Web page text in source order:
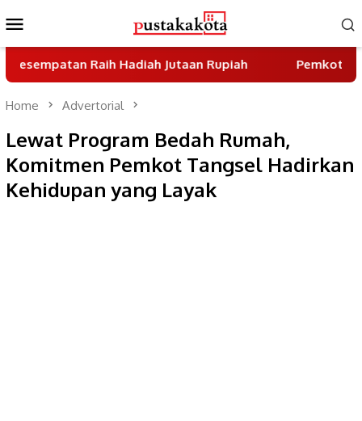
to
contentMenu
Raih Hadiah Jutaan Rupiah Pemkot Tangsel
Home Advertorial
Lewat Program Bedah Rumah,
Komitmen Pemkot Tangsel Hadirkan
Kehidupan yang Layak